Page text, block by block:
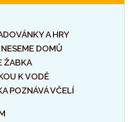
A HRY
DOMŮ
ŽABKA
K VODĚ
POZNÁVÁ VČELÍ